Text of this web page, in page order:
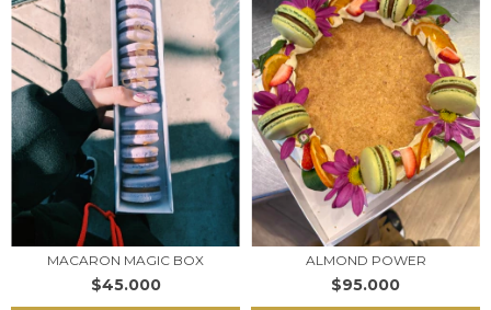
MACARON MAGIC BOX
$45.000
ALMOND POWER
$95.000